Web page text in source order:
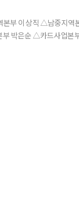
부 이상직 △남중지
박은순 △카드사업